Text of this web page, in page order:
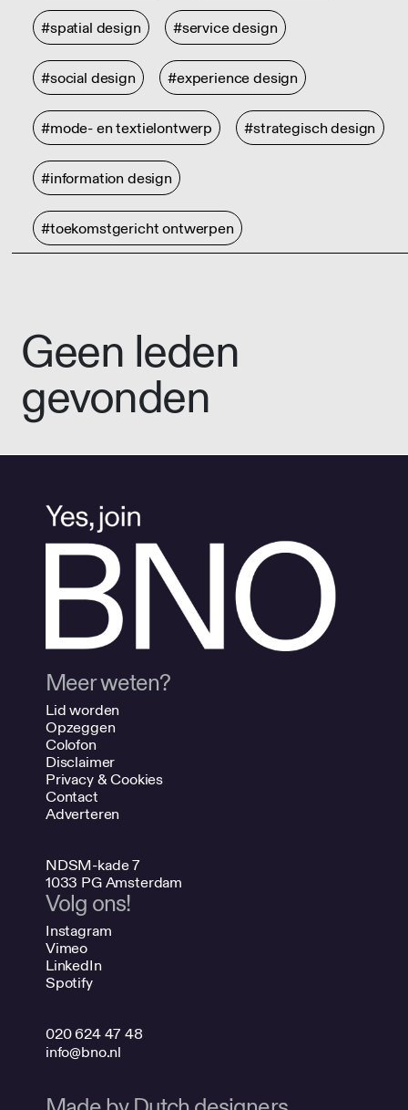
#spatial design #service design
#social design #experience design
#mode- en textielontwerp #strategisch design
#information design
#toekomstgericht ontwerpen
Geen leden
gevonden
Meer weten?
Lid worden
Opzeggen
Colofon
Disclaimer
Privacy & Cookies
Contact
Adverteren
NDSM-kade 7
1033 PG Amsterdam
Volg ons!
Instagram
Vimeo
LinkedIn
Spotify
020 624 47 48
info@bno.nl